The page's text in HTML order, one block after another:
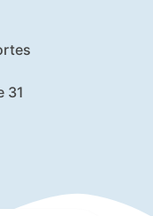
31